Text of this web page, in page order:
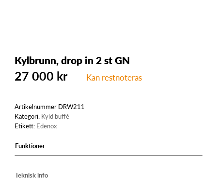
Kylbrunn, drop in 2 st GN
27 000 kr Kan restnoteras
Artikelnummer DRW211
Kategori: Kyld buffé
Etikett: Edenox
Funktioner
Teknisk info